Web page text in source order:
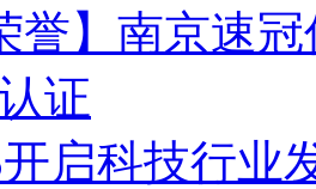
誉】南京速
证
启科技行业